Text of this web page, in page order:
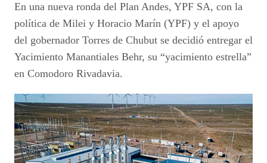
En una nueva ronda del Plan Andes, YPF SA, con la
política de Milei y Horacio Marín (YPF) y el apoyo
del gobernador Torres de Chubut se decidió entregar el
Yacimiento Manantiales Behr, su “yacimiento estrella”
en Comodoro Rivadavia.